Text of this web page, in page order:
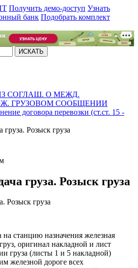
Получить демо-доступ Узнать
банк Подобрать комплект
СОГЛАШ. О МЕЖД.
ГРУЗОВОМ СООБЩЕНИИ
договора перевозки (ст.ст. 15 -
груза. Розыск груза
груза. Розыск груза
Розыск груза
станцию назначения железная
оригинал накладной и лист
груза (листы 1 и 5 накладной)
железной дороге всех